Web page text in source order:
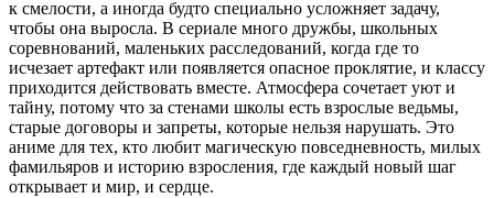
к смелости, а иногда будто специально усложняет задачу,
чтобы она выросла. В сериале много дружбы, школьных
соревнований, маленьких расследований, когда где то
исчезает артефакт или появляется опасное проклятие, и классу
приходится действовать вместе. Атмосфера сочетает уют и
тайну, потому что за стенами школы есть взрослые ведьмы,
старые договоры и запреты, которые нельзя нарушать. Это
аниме для тех, кто любит магическую повседневность, милых
фамильяров и историю взросления, где каждый новый шаг
открывает и мир, и сердце.